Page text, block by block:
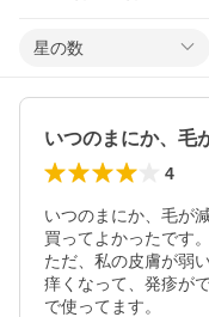
星の数
4
いつのまにか、毛が
買ってよかったです。
ただ、私の皮膚が弱
痒くなって、発疹が
で使ってます。